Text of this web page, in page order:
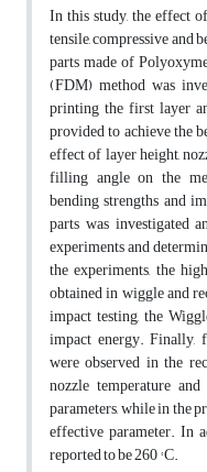
In this study, the effect
tensile, compressive and
parts made of
(FDM) method was
printing the first layer
provided to achieve the
effect of layer height,
filling angle on the
bending strengths and
parts was investigated
experiments and
the experiments, the
obtained in wiggle and
impact testing, the
impact energy. Finally,
were observed in the
nozzle temperature
parameters, while in the
effective parameter. In
reported to be 260 ° C.